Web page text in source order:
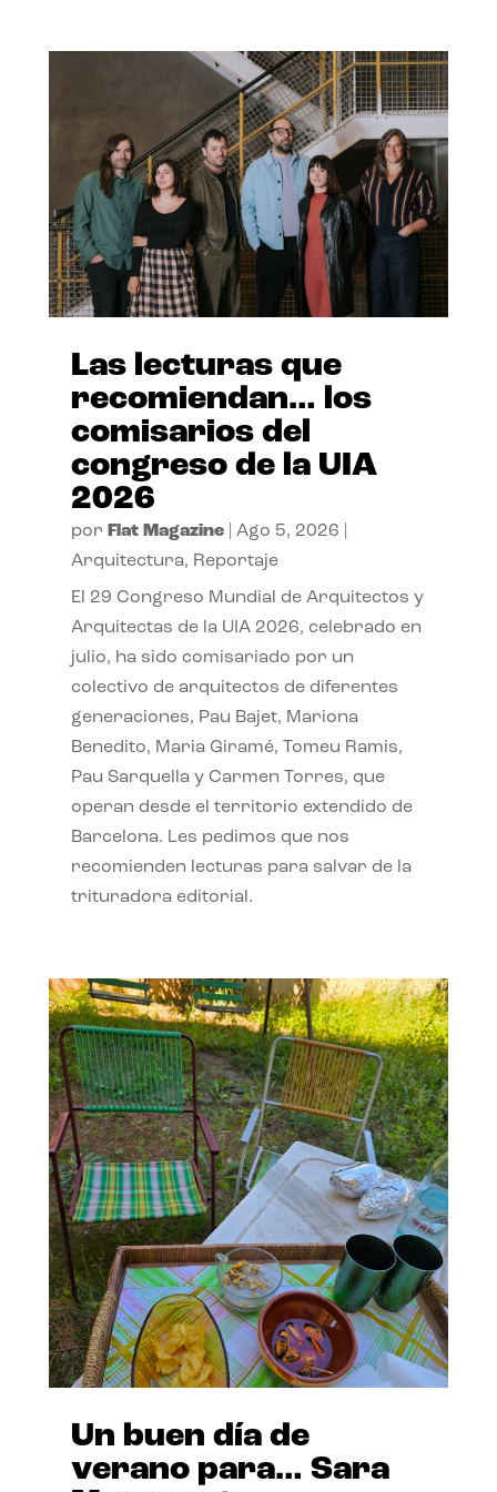
Las lecturas que
recomiendan… los
comisarios del
congreso de la UIA
2026
por Flat Magazine| Ago 5, 2026
Arquitectura, Reportaje
El 29 Congreso Mundial de Arquitectos y
Arquitectas de la UIA 2026, celebrado en
julio, ha sido comisariado por un
colectivo de arquitectos de diferentes
generaciones, Pau Bajet, Mariona
Benedito, Maria Giramé, Tomeu Ramis,
Pau Sarquella y Carmen Torres, que
operan desde el territorio extendido de
Barcelona. Les pedimos que nos
recomienden lecturas para salvar de la
trituradora editorial.
Un buen día de
verano para… Sara